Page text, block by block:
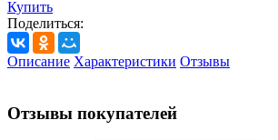
Купить
Поделиться:
Описание Характеристики Отзывы
Отзывы покупателей